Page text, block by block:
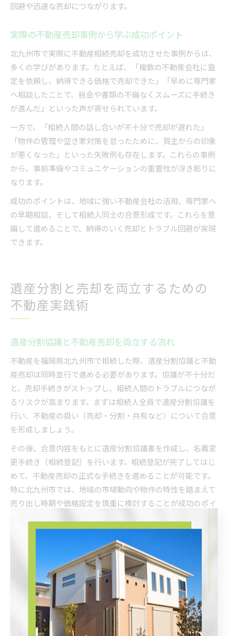
回避や迅速な売却につながります。
実際の不動産売却事例から学ぶ成功ポイント
北九州市で実際に不動産相続売却を成功させた事例からは、
多くの学びがあります。たとえば、「複数の不動産会社に査
定を依頼し、納得できる価格で売却できた」「早めに専門家
へ相談したことで、税金や書類の不備なくスムーズに手続き
が進んだ」といった声が寄せられています。
一方で、「相続人間の話し合いが不十分で売却が遅れた」
「物件の管理や空き家対策を怠ったために、買主からの印象
が悪くなった」といった失敗例も存在します。これらの事例
から、事前準備やコミュニケーションの重要性が浮き彫りに
なります。
成功のポイントは、地域に強い不動産会社の活用、専門家へ
の早期相談、そして相続人同士の合意形成です。これらを意
識して進めることで、納得のいく売却とトラブル回避が実現
できます。
遺産分割と売却を両立するための
不動産実践術
遺産分割協議と不動産売却を両立する流れ
不動産を福岡県北九州市で相続した際、遺産分割協議と不動
産売却は同時並行で進める必要があります。協議が不十分だ
と、売却手続きがストップし、相続人間のトラブルにつなが
るリスクが高まります。まずは相続人全員で遺産分割協議を
行い、不動産の扱い（売却・分割・共有など）について合意
を形成しましょう。
その後、合意内容をもとに遺産分割協議書を作成し、名義変
更手続き（相続登記）を行います。相続登記が完了してはじ
めて、不動産売却の正式な手続きを進めることが可能です。
特に北九州市では、地域の市場動向や物件の特性を踏まえて
売り出し時期や価格設定を慎重に検討することが成功のポイ
を受けながら一連の手続きを進めたことで、スムーズに売却
できたケースが多く見られます。遺産分割協議と売却準備を
並行して進めることで、余計なトラブルや手続きの遅延を防
げます。
不動産相続人同士の合意形成ポイント